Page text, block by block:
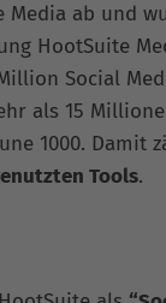
Media ab und
HootSuite
Social
als 15
1000. Damit
Tools.